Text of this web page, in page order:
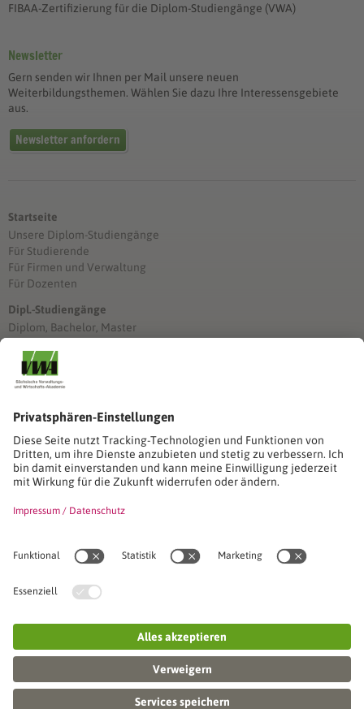
FIBAA-Zertifizierung für die Diplom-Studiengänge (VWA)
Newsletter
Gern senden wir Ihnen per Mail unsere neuen
Weiterbildungsthemen. Wählen Sie dazu Ihre Interessensgebiete
aus.
Newsletter anfordern
Startseite
Unsere Diplom-Studiengänge
Für Studierende
Für Firmen und Verwaltung
Für Dozenten
Dipl.-Studiengänge
Diplom, Bachelor, Master
Stimmen unserer Absolventinnen und Absolventen
Stimmen unserer Absolventinnen und Absolventen
Seminare
Seminardatenbank
Inhouseanfragen
Seminarreihen
VWA stellt sich vor
Unser SVWA-Team
Veranstaltungsorte und Raumanmietung